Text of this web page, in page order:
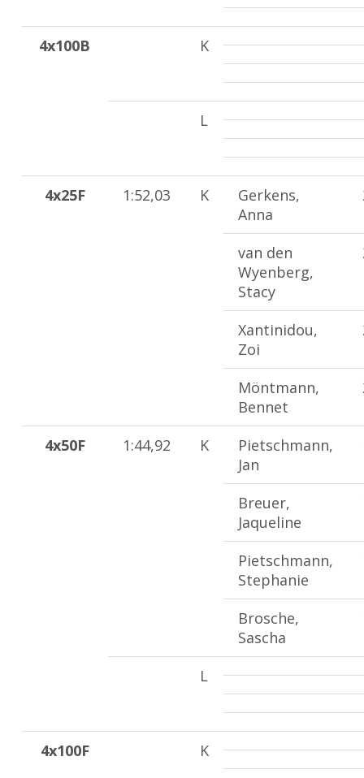
4x100B K
L
4x25F 1:52,03 K
Gerkens,
Anna
van den
Wyenberg,
Stacy
Xantinidou,
Zoi
Möntmann,
Bennet
4x50F 1:44,92 K
Pietschmann,
Jan
Breuer,
Jaqueline
Pietschmann,
Stephanie
Brosche,
Sascha
L
4x100F K